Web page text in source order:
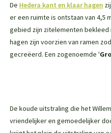
De Hedera kant en klaar hagen
er een ruimte is ontstaan van 4,5
gebied zijn zitelementen bekleed
hagen zijn voorzien van ramen
gecreëerd. Een zogenoemde '
De koude uitstraling die het
vriendelijker en gemoedelijker